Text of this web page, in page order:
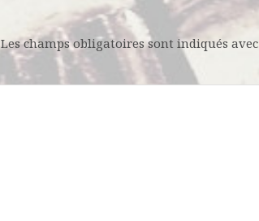
Les champs obligatoires sont indiqués avec